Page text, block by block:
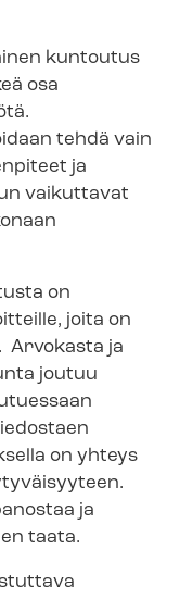
kuntoutus
osa
tehdä vain
ja
vaikuttavat
on
joita on
Arvokasta ja
joutuu
on yhteys
ja
taata.